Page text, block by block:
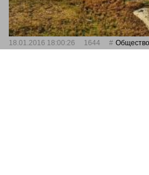
18.01.2016 18:00:26 1644 Общество